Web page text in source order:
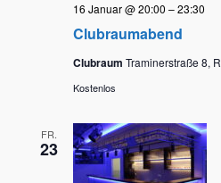
Clubraumabend
16 Januar @ 20:00 –23:30
Clubraum Traminerstraße 8,
Kostenlos
FR.
23